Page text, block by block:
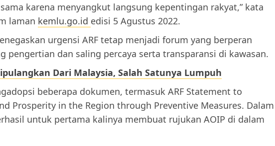
karena menyangkut langsung kepentingan rakyat,” kata
laman kemlu.go.id edisi 5 Agustus 2022.
urgensi ARF tetap menjadi forum yang berperan
pengertian dan saling percaya serta transparansi di kawasan.
Dari Malaysia, Salah Satunya Lumpuh
beberapa dokumen, termasuk ARF Statement to
Prosperity in the Region through Preventive Measures. Dalam
untuk pertama kalinya membuat rujukan AOIP di dalam